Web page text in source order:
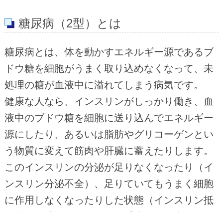
糖尿病（2型）とは
糖尿病とは、体を動かすエネルギー源であるブ
ドウ糖を細胞がうまく取り込めなくなって、未
処理の糖が血液中に溢れてしまう病気です。
健康な人なら、インスリンがしっかり働き、血
液中のブドウ糖を細胞に送り込んでエネルギー
源にしたり、あるいは脂肪やグリコーゲンとい
う物質に変えて筋肉や肝臓に蓄えたりします。
このインスリンの分泌が足りなくなったり（イ
ンスリン分泌不全）、足りていてもうまく細胞
に作用しなくなったりした状態（インスリン抵